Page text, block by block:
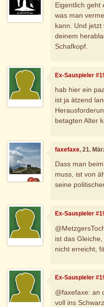
Eigentlich geht
was man
kann. Und
deinem
Schafkopf.
Ex-Sauspieler
hab hier ein
ist ja ätzend
betagten Alter
faxefaxe, 21.
Dass man
muss, ist von
seine
Ex-Sauspieler
ist das
nicht erreicht,
Ex-Sauspieler
@faxefaxe: an
voll ins